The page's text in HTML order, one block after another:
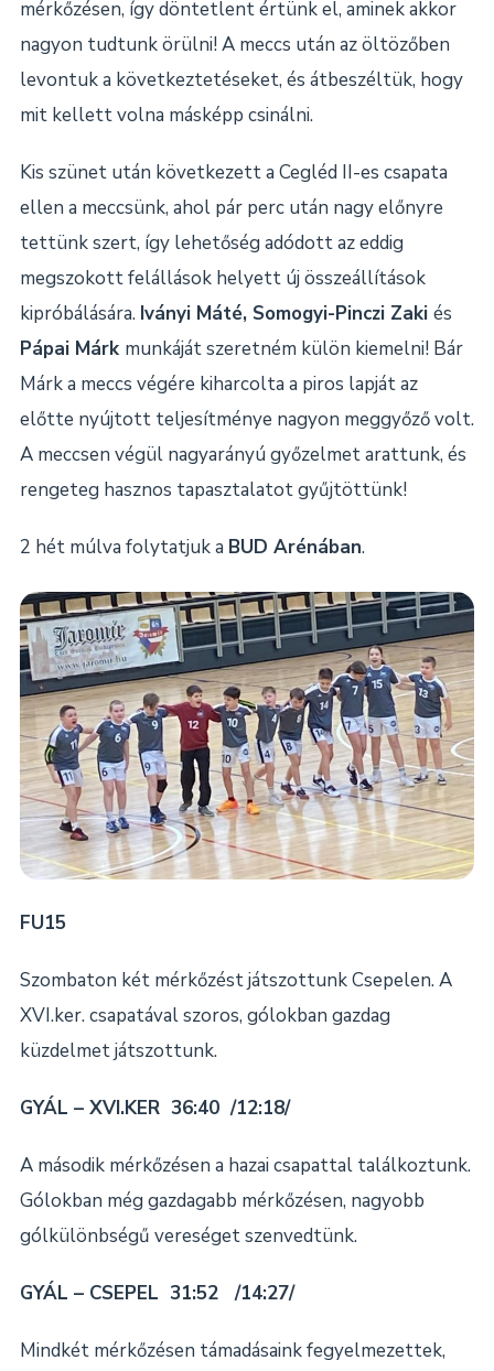
mérkőzésen, így döntetlent értünk el, aminek akkor
nagyon tudtunk örülni! A meccs után az öltözőben
levontuk a következtetéseket, és átbeszéltük, hogy
mit kellett volna másképp csinálni.
Kis szünet után következett a Cegléd II-es csapata
ellen a meccsünk, ahol pár perc után nagy előnyre
tettünk szert, így lehetőség adódott az eddig
megszokott felállások helyett új összeállítások
kipróbálására. Iványi Máté, Somogyi-Pinczi Zaki és
Pápai Márk munkáját szeretném külön kiemelni! Bár
Márk a meccs végére kiharcolta a piros lapját az
előtte nyújtott teljesítménye nagyon meggyőző volt.
A meccsen végül nagyarányú győzelmet arattunk, és
rengeteg hasznos tapasztalatot gyűjtöttünk!
2 hét múlva folytatjuk a BUD Arénában.
FU15
Szombaton két mérkőzést játszottunk Csepelen. A
XVI.ker. csapatával szoros, gólokban gazdag
küzdelmet játszottunk.
GYÁL – XVI.KER 36:40 /12:18/
A második mérkőzésen a hazai csapattal találkoztunk.
Gólokban még gazdagabb mérkőzésen, nagyobb
gólkülönbségű vereséget szenvedtünk.
GYÁL – CSEPEL 31:52 /14:27/
Mindkét mérkőzésen támadásaink fegyelmezettek,